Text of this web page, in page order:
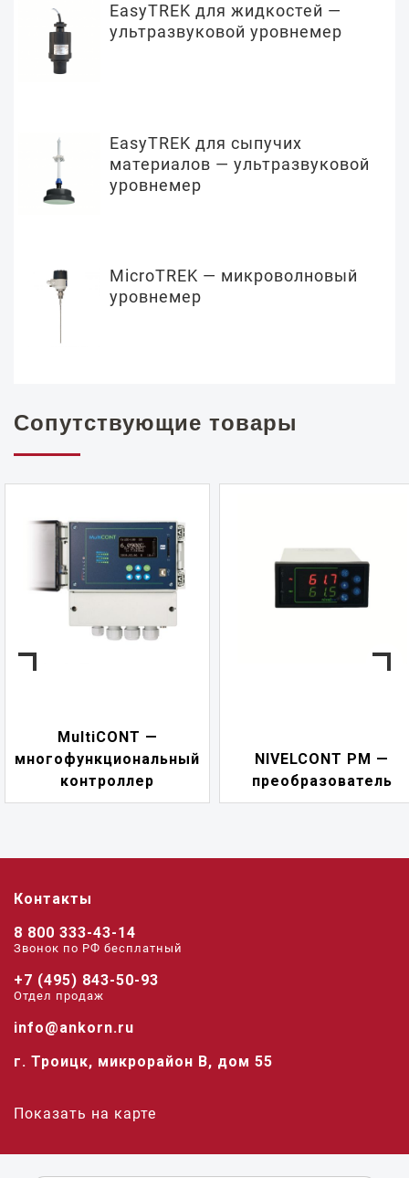
EasyTREK для жидкостей —
ультразвуковой уровнемер
EasyTREK для сыпучих
материалов — ультразвуковой
уровнемер
MicroTREK — микроволновый
уровнемер
Сопутствующие товары
NIVELCONT PM —
преобразователь
Контакты
8 800 333-43-14
Звонок по РФ беcплатный
+7 (495) 843-50-93
Отдел продаж
info@ankorn.ru
г. Троицк, микрорайон В, дом 55
Показать на карте